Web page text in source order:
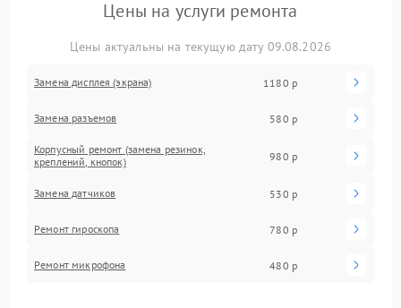
Цены на услуги ремонта
Цены актуальны на текущую дату 09.08.2026
Замена дисплея (экрана) 1180 р
Замена разъемов 580 р
Корпусный ремонт (замена резинок,
креплений, кнопок)
980 р
Замена датчиков 530 р
Ремонт гироскопа 780 р
Ремонт микрофона 480 р